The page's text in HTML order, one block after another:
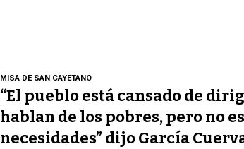
MISA DE SAN CAYETANO
“El pueblo está cansado de
hablan de los pobres, pero no
necesidades” dijo García